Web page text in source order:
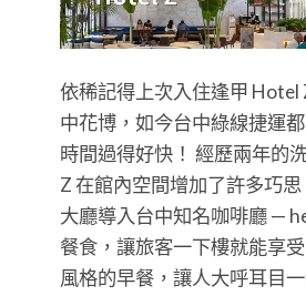
依稀記得上次入住逢甲 Hotel
中花博，如今台中綠線捷運
時間過得好快！ 經歷兩年的
Z 在館內空間增加了許多巧
大廳導入台中知名咖啡廳 —
餐食，讓旅客一下樓就能享
風格的早餐，讓人大呼耳目